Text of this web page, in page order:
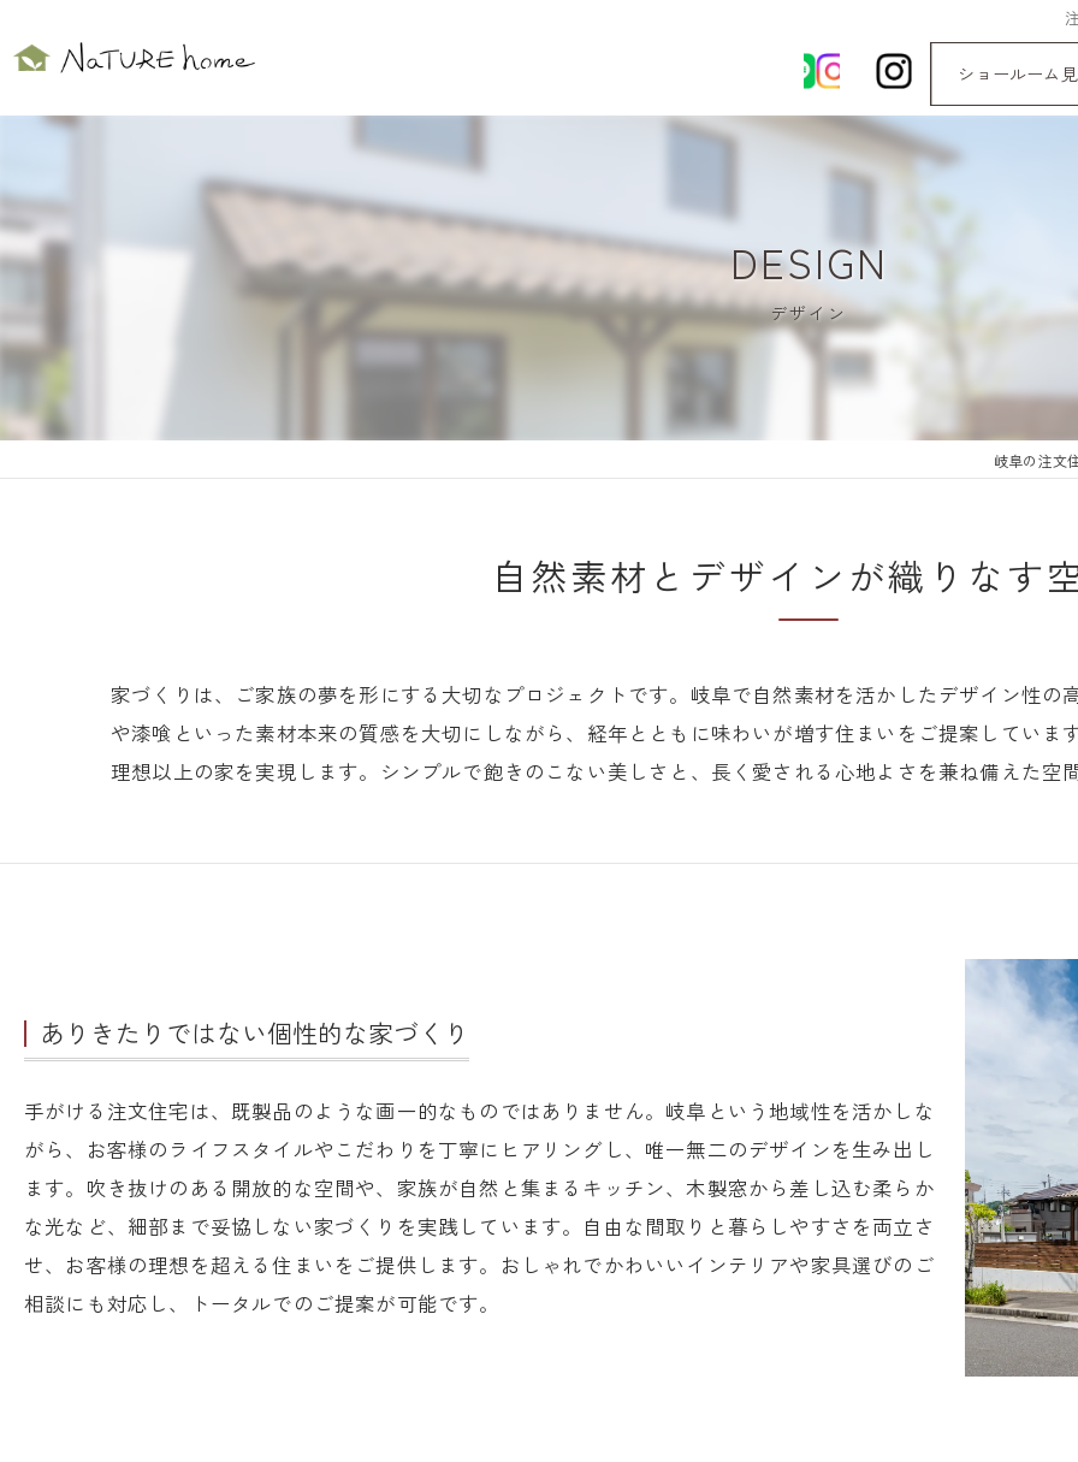
ショールーム
DESIGN
デザイン
岐阜の注文
自然素材とデザインが織りなす
家づくりは、ご家族の夢を形にする大切なプロジェクトです。岐阜で自然素材を活かしたデザイン性
や漆喰といった素材本来の質感を大切にしながら、経年とともに味わいが増す住まいをご提案してい
理想以上の家を実現します。シンプルで飽きのこない美しさと、長く愛される心地よさを兼ね備えた空
ありきたりではない個性的な家づくり
手がける注文住宅は、既製品のような画一的なものではありません。岐阜という地域性を活かしな
がら、お客様のライフスタイルやこだわりを丁寧にヒアリングし、唯一無二のデザインを生み出し
ます。吹き抜けのある開放的な空間や、家族が自然と集まるキッチン、木製窓から差し込む柔らか
な光など、細部まで妥協しない家づくりを実践しています。自由な間取りと暮らしやすさを両立さ
せ、お客様の理想を超える住まいをご提供します。おしゃれでかわいいインテリアや家具選びのご
相談にも対応し、トータルでのご提案が可能です。